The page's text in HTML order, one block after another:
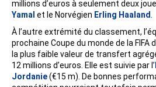
millions d’euros à seulement deux
Yamal et le Norvégien Erling Haaland
À l’autre extrémité du classement,
prochaine Coupe du monde de la
la plus faible valeur de transfert
12 millions d’euros. Elle est suivie par l’
Jordanie(€15 m). De bonnes